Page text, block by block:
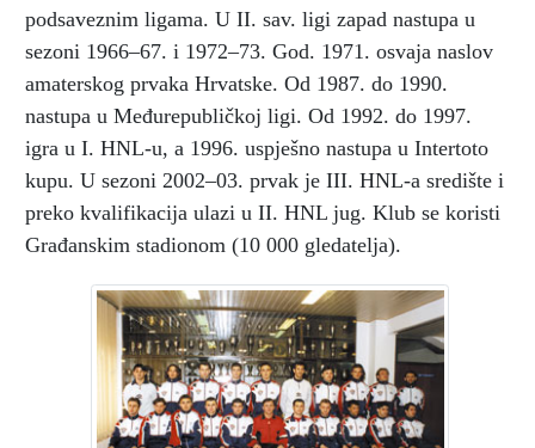
podsaveznim ligama. U II. sav. ligi zapad nastupa u
sezoni 1966–67. i 1972–73. God. 1971. osvaja naslov
amaterskog prvaka Hrvatske. Od 1987. do 1990.
nastupa u Međurepubličkoj ligi. Od 1992. do 1997.
igra u I. HNL-u, a 1996. uspješno nastupa u Intertoto
kupu. U sezoni 2002–03. prvak je III. HNL-a središte i
preko kvalifikacija ulazi u II. HNL jug. Klub se koristi
Građanskim stadionom (10 000 gledatelja).